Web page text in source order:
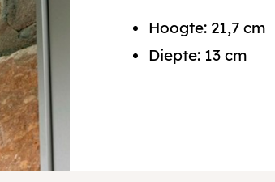
Hoogte: 21,7 cm
Diepte: 13 cm